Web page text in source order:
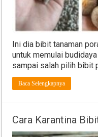
Ini dia bibit tanaman
untuk memulai
sampai salah pilih bibit
Baca Selengkapnya
Cara Karantina